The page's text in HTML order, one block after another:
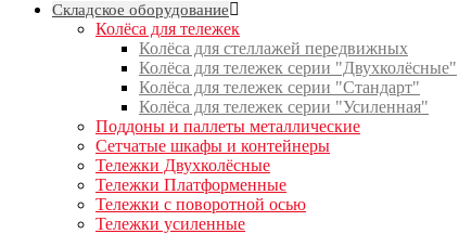
Складское оборудование
Колёса для тележек
Колёса для стеллажей передвижных
Колёса для тележек серии "Двухколёсные"
Колёса для тележек серии "Стандарт"
Колёса для тележек серии "Усиленная"
Поддоны и паллеты металлические
Сетчатые шкафы и контейнеры
Тележки Двухколёсные
Тележки Платформенные
Тележки с поворотной осью
Тележки усиленные